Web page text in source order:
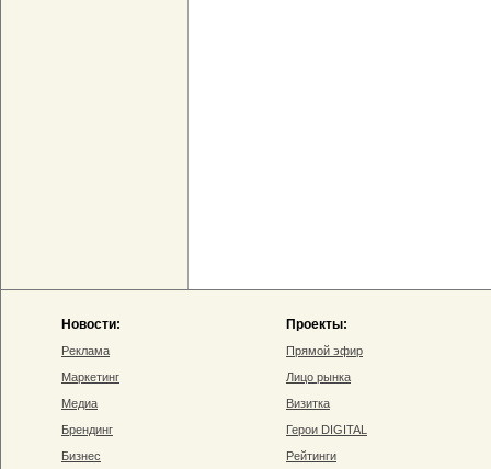
Новости:
Реклама
Маркетинг
Медиа
Брендинг
Бизнес
Проекты:
Прямой эфир
Лицо рынка
Визитка
Герои DIGITAL
Рейтинги